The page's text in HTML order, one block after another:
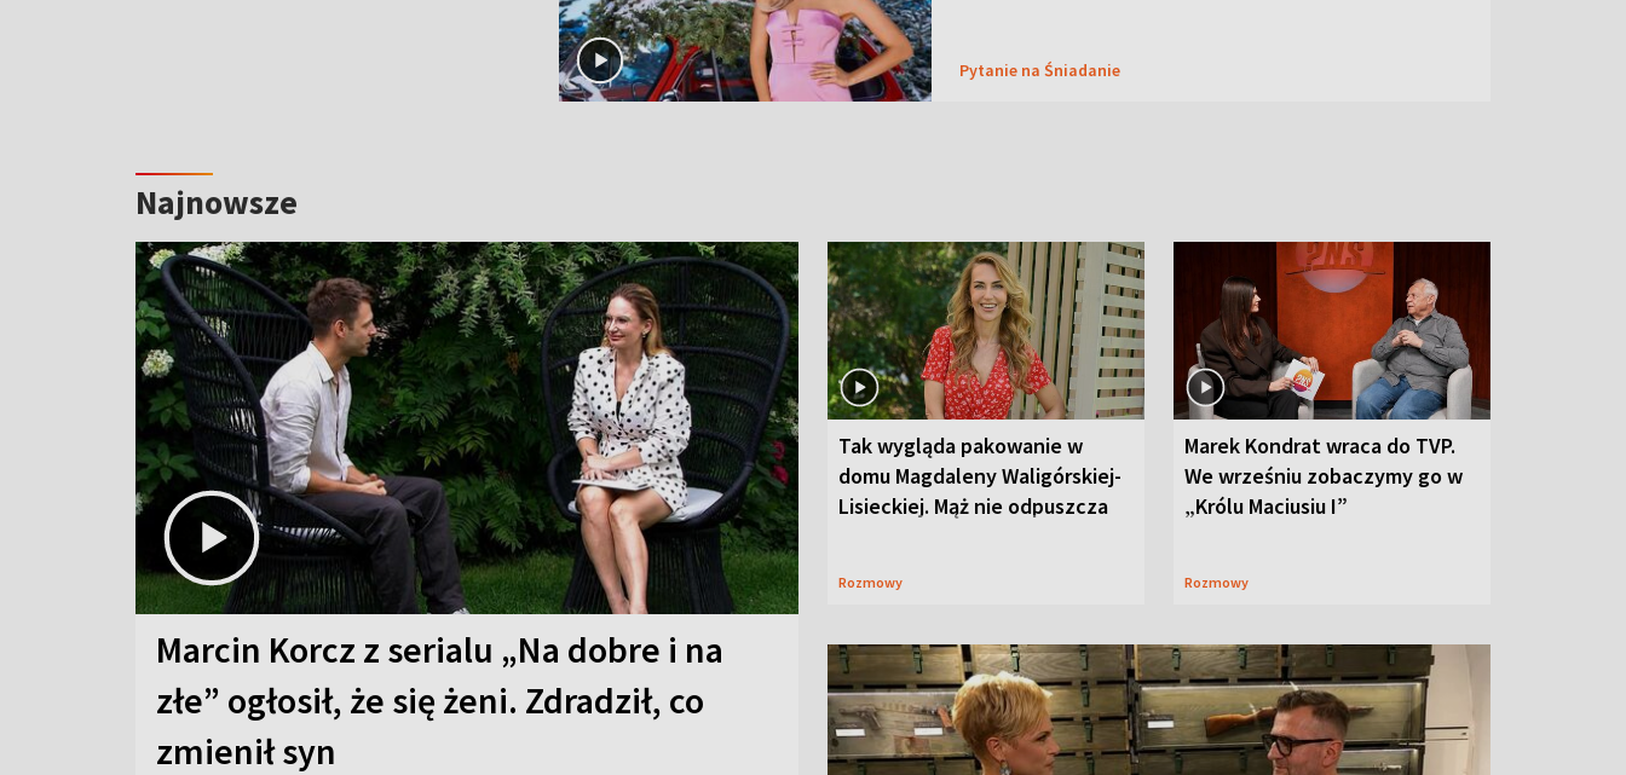
Pytanie na Śniadanie
Najnowsze
Marcin Korcz z serialu „Na dobre i na
złe” ogłosił, że się żeni. Zdradził, co
zmienił syn
Tak wygląda pakowanie w
domu Magdaleny Waligórskiej-
Lisieckiej. Mąż nie odpuszcza
Rozmowy
Marek Kondrat wraca do TVP.
We wrześniu zobaczymy go w
„Królu Maciusiu I”
Rozmowy